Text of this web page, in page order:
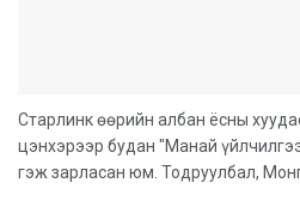
Старлинк өөрийн албан ёсны
цэнхэрээр будан "Манай
гэж зарласан юм. Тодруулбал,